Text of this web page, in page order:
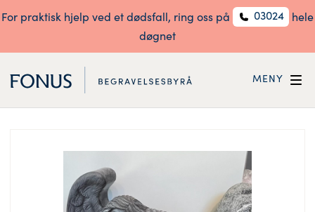
For praktisk hjelp ved et dødsfall, ring oss på 03024
hele
døgnet
MENY